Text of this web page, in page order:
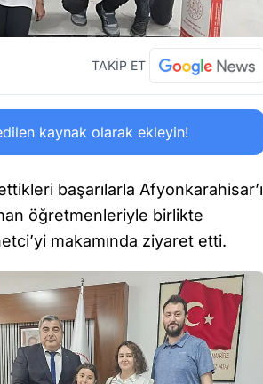
TAKİP ET
kaynak olarak ekleyin!
başarılarla Afyonkarahisar’ı
öğretmenleriyle birlikte
makamında ziyaret etti.